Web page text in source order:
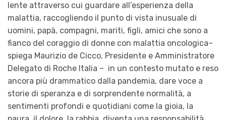
lente attraverso cui guardare all’esperienza della
malattia, raccogliendo il punto di vista inusuale di
uomini, papà, compagni, mariti, figli, amici che sono a
fianco del coraggio di donne con malattia oncologica–
spiega Maurizio de Cicco, Presidente e Amministratore
Delegato di Roche Italia – in un contesto mutato e reso
ancora più drammatico dalla pandemia, dare voce a
storie di speranza e di sorprendente normalità, a
sentimenti profondi e quotidiani come la gioia, la